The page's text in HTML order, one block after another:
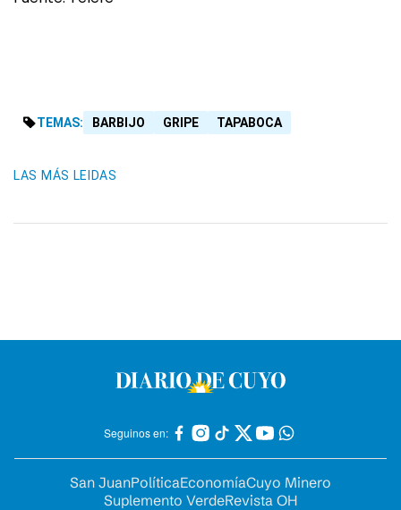
TEMAS: BARBIJO GRIPE TAPABOCA
LAS MÁS LEIDAS
Seguinos en:
San JuanPolíticaEconomíaCuyo Minero
Suplemento VerdeRevista OH